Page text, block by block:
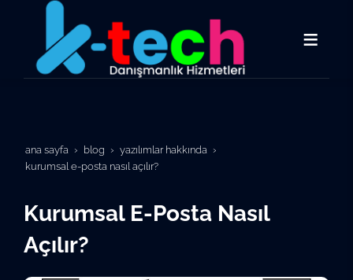
ana sayfa blog
yazılımlar hakkında
kurumsal e-posta nasıl açılır?
Kurumsal E-Posta Nasıl
Açılır?